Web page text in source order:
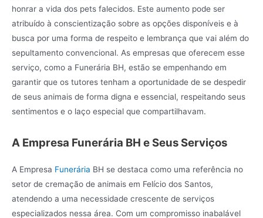
honrar a vida dos pets falecidos. Este aumento pode ser
atribuído à conscientização sobre as opções disponíveis e à
busca por uma forma de respeito e lembrança que vai além do
sepultamento convencional. As empresas que oferecem esse
serviço, como a Funerária BH, estão se empenhando em
garantir que os tutores tenham a oportunidade de se despedir
de seus animais de forma digna e essencial, respeitando seus
sentimentos e o laço especial que compartilhavam.
A Empresa Funerária BH e Seus Serviços
A Empresa Funerária BH se destaca como uma referência no
setor de cremação de animais em Felício dos Santos,
atendendo a uma necessidade crescente de serviços
especializados nessa área. Com um compromisso inabalável